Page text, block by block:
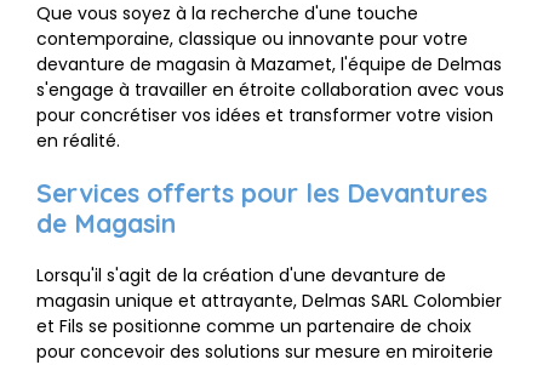
Que vous soyez à la recherche d'une touche
contemporaine, classique ou innovante pour votre
devanture de magasin à Mazamet, l'équipe de Delmas
s'engage à travailler en étroite collaboration avec vous
pour concrétiser vos idées et transformer votre vision
en réalité.
Services offerts pour les Devantures
de Magasin
Lorsqu'il s'agit de la création d'une devanture de
magasin unique et attrayante, Delmas SARL Colombier
et Fils se positionne comme un partenaire de choix
pour concevoir des solutions sur mesure en miroiterie